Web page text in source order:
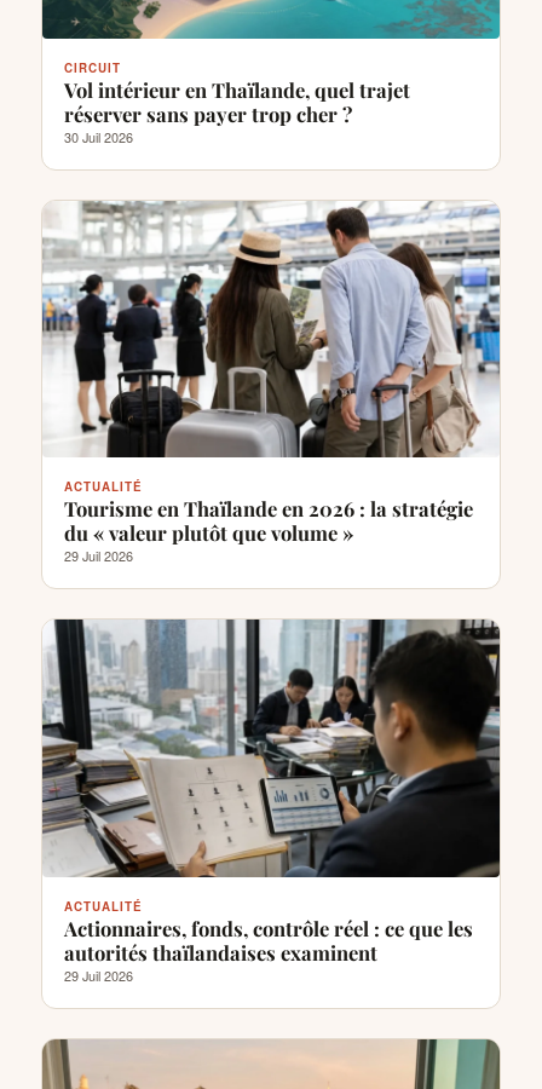
CIRCUIT
Vol intérieur en Thaïlande, quel trajet
réserver sans payer trop cher ?
30 Juil 2026
ACTUALITÉ
Tourisme en Thaïlande en 2026 : la stratégie
du « valeur plutôt que volume »
29 Juil 2026
ACTUALITÉ
Actionnaires, fonds, contrôle réel : ce que les
autorités thaïlandaises examinent
29 Juil 2026